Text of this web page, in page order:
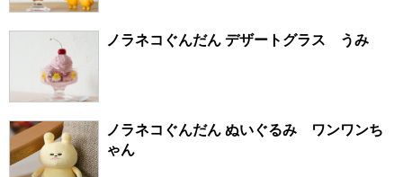
ノラネコぐんだん デザートグラス うみ
ノラネコぐんだん ぬいぐるみ ワンワンち
ゃん